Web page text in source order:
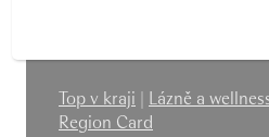
Top v kraji Lázně a
Region Card